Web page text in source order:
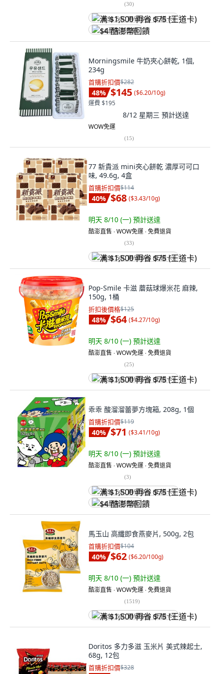
(30)
满 $1,500 再省 $75 (王道卡)
$4 酷澎幣回饋
Morningsmile 牛奶夾心餅乾, 1個,
234g
首購折扣價$282
48% $145 ($6.20/10g)
運費 $195
8/12 星期三 預計送達
WOW免運
(15)
77 新貴派 mini夾心餅乾 濃厚可可口
味, 49.6g, 4盒
首購折扣價$114
40% $68 ($3.43/10g)
明天 8/10 (一) 預計送達
酷澎直售 ∙ WOW免運 ∙ 免費退貨
(33)
满 $1,500 再省 $75 (王道卡)
Pop-Smile 卡滋 蘑菇球爆米花 麻辣,
150g, 1桶
折扣後價格$125
48% $64 ($4.27/10g)
明天 8/10 (一) 預計送達
酷澎直售 ∙ WOW免運 ∙ 免費退貨
(25)
满 $1,500 再省 $75 (王道卡)
乖乖 酸溜溜蕾夢方塊箱, 208g, 1個
首購折扣價$119
40% $71 ($3.41/10g)
明天 8/10 (一) 預計送達
酷澎直售 ∙ WOW免運 ∙ 免費退貨
(3)
满 $1,500 再省 $75 (王道卡)
$4 酷澎幣回饋
馬玉山 高纖即食燕麥片, 500g, 2包
首購折扣價$104
40% $62 ($6.20/100g)
明天 8/10 (一) 預計送達
酷澎直售 ∙ WOW免運 ∙ 免費退貨
(1519)
满 $1,500 再省 $75 (王道卡)
Doritos 多力多滋 玉米片 美式辣起士,
68g, 12包
首購折扣價$328